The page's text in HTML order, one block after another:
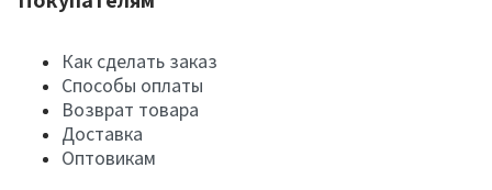
Как сделать заказ
Способы оплаты
Возврат товара
Доставка
Оптовикам